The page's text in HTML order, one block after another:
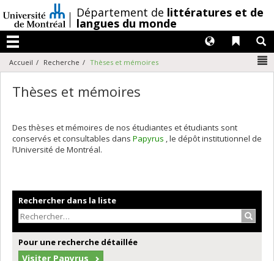
au
contenu
/Département de littératures et de
langues du monde
Menu
Liens
Langues
Accueil Recherche Thèses et mémoires
Thèses et mémoires
Des thèses et mémoires de nos étudiantes et étudiants sont
conservés et consultables dans Papyrus , le dépôt institutionnel de
l’Université de Montréal.
Rechercher dans la liste
Pour une recherche détaillée
Visiter Papyrus